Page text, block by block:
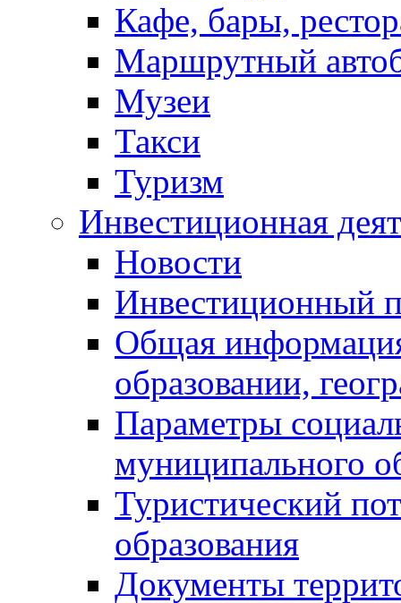
Кафе, бары,
Маршрутный
Музеи
Такси
Туризм
Инвестиционная
Новости
Инвестиционный
Общая
образовании,
Параметры
муниципального
Туристический
образования
Документы